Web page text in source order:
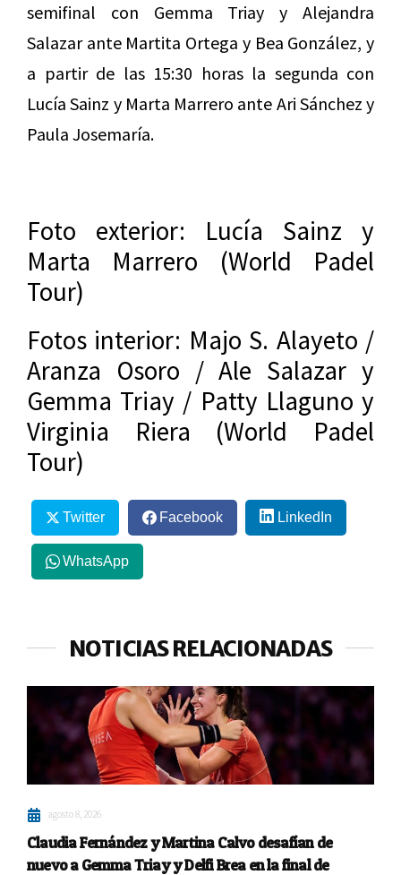
semifinal con Gemma Triay y Alejandra
Salazar ante Martita Ortega y Bea González, y
a partir de las 15:30 horas la segunda con
Lucía Sainz y Marta Marrero ante Ari Sánchez y
Paula Josemaría.
Foto exterior: Lucía Sainz y
Marta Marrero (World Padel
Tour)
Fotos interior: Majo S. Alayeto /
Aranza Osoro / Ale Salazar y
Gemma Triay / Patty Llaguno y
Virginia Riera (World Padel
Tour)
Twitter Facebook LinkedIn
WhatsApp
NOTICIAS RELACIONADAS
agosto 8, 2026
Claudia Fernández y Martina Calvo desafían de
nuevo a Gemma Triay y Delfi Brea en la final de